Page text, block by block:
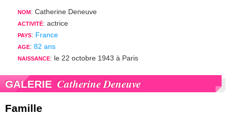
NOM : Catherine Deneuve
ACTIVITÉ: actrice
PAYS: France
AGE: 82 ans
NAISSANCE: le 22 octobre 1943 à Paris
GALERIE Catherine Deneuve
Famille